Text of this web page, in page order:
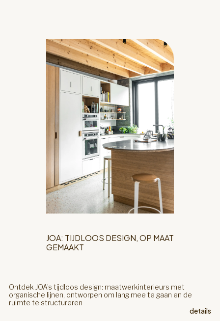
JOA: TIJDLOOS DESIGN, OP MAAT
GEMAAKT
Ontdek JOA’s tijdloos design: maatwerkinterieurs met
organische lijnen, ontworpen om lang mee te gaan en de
ruimte te structureren
details